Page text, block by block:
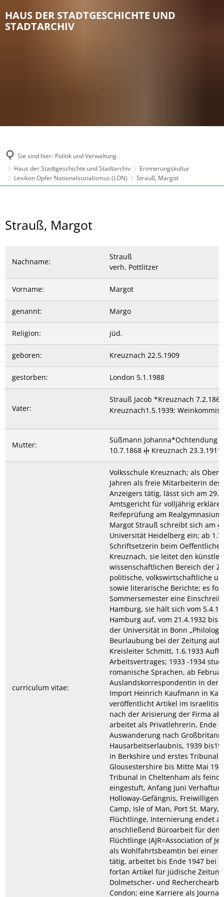
HAUS DER STADTGESCHICHTE UND
STADTARCHIV
Sie sind hier: Politik und Verwaltung
Haus der Stadtgeschichte und Stadtarchiv
Erinnerungskultur
Lexikon Opfer Nationalsozialismus (LON)
Strauß, Margot
Strauß,
Strauß, Margot
Nachname:
Strauß
verh. Pottlitzer
Vorname: Margot
genannt: Margo
Religion: jüd.
geboren: Kreuznach 22.5.1909
gestorben: London 5.1.1988
Vater:
Strauß Jacob *Kreuznach
Kreuznach1.5.1939;
Mutter:
Süßmann Johanna*Ochtendung
10.7.1868 ⴕ Kreuznach 23.3.1911
curriculum vitae:
Volksschule Kreuznach; als
Jahren als freie Mitarbeiterin des
Anzeigers tätig, lässt sich am
Amtsgericht für volljährig
Reifeprüfung am
Margot Strauß schreibt sich am
Universität Heidelberg ein; ab
Schriftsetzerin beim
Kreuznach, sie leitet den
wissenschaftlichen Bereich der
politische, volkswirtschaftliche
sowie literarische Berichte; es
Sommersemester eine
Hamburg, sie hält sich vom
Hamburg auf, vom 21.4.1932 bis
der Universität in Bonn
Beurlaubung bei der Zeitung auf
Kreisleiter Schmitt, 1.6.1933
Arbeitsvertrages; 1933 -1934
romanische Sprachen, ab
Auslandskorrespondentin in der
Import Heinrich Kaufmann in
veröffentlicht Artikel im
nach der Arisierung der Firma ab
arbeitet als Privatlehrerin, Ende
Auswanderung nach
Hausarbeitserlaubnis, 1939
in Berkshire und erstes Tribunal,
Glousestershire bis Mitte Mai
Tribunal in Cheltenham als
eingestuft, Anfang Juni
Holloway-Gefängnis,
Camp, Isle of Man, Port St.
Flüchtlinge, Internierung endet
anschließend Büroarbeit für den
Flüchtlinge (AJR=Association of
als Wohlfahrtsbeamtin bei einer
tätig, arbeitet bis Ende 1947 bei
fortan Artikel für jüdische
Dolmetscher- und
Condon; eine Karriere als